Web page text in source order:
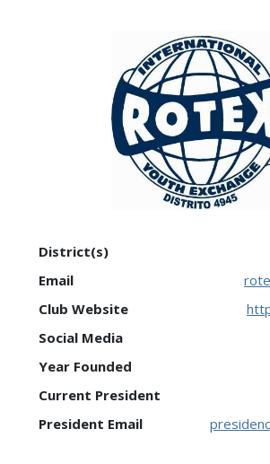
District(s)
Email
Club Website
Social Media
Year Founded
Current President
President Email